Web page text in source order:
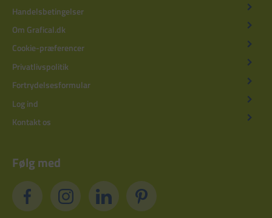
Handelsbetingelser
Om Grafical.dk
Cookie-præferencer
Privatlivspolitik
Fortrydelsesformular
Log ind
Kontakt os
Følg med